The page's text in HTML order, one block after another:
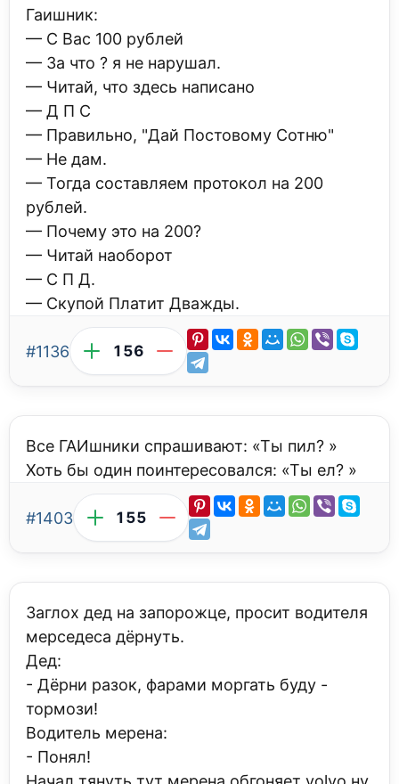
Гаишник:
— С Вас 100 рублей
— За что ? я не нарушал.
— Читай, что здесь написано
— Д П С
— Правильно, "Дай Постовому Сотню"
— Не дам.
— Тогда составляем протокол на 200
рублей.
— Почему это на 200?
— Читай наоборот
— С П Д.
— Скупой Платит Дважды.
#1136 156
Все ГАИшники спрашивают: «Ты пил? »
Хоть бы один поинтересовался: «Ты ел? »
#1403 155
Заглох дед на запорожце, просит водителя
мерседеса дёрнуть.
Дед:
- Дёрни разок, фарами моргать буду -
тормози!
Водитель мерена:
- Понял!